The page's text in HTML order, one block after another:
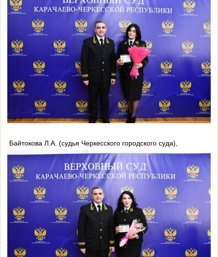
Байтокова Л.А. (судья Черкесского городского суда),